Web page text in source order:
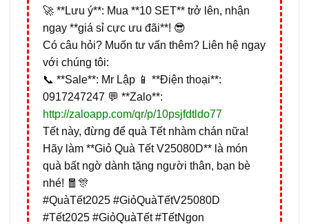
🚀 **Lưu ý**: Mua **10 SET** trở lên, nhận
ngay **giá sỉ cực ưu đãi**! 😎
Có câu hỏi? Muốn tư vấn thêm? Liên hệ ngay
với chúng tôi:
📞 **Sale**: Mr Lập 📱 **Điện thoại**:
0917247247 💬 **Zalo**:
http://zaloapp.com/qr/p/10psjfdtldo77
Tết này, đừng để quà Tết nhàm chán nữa!
Hãy làm **Giỏ Quà Tết V25080D** là món
quà bất ngờ dành tặng người thân, bạn bè
nhé! 🧧🎊
#QuàTết2025 #GiỏQuàTếtV25080D
#Tết2025 #GiỏQuàTết #TếtNgon